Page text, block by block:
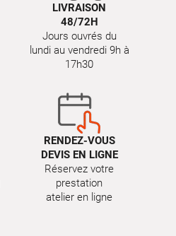
LIVRAISON
48/72H
Jours ouvrés du
lundi au vendredi 9h à
17h30
RENDEZ-VOUS
DEVIS EN LIGNE
Réservez votre
prestation
atelier en ligne